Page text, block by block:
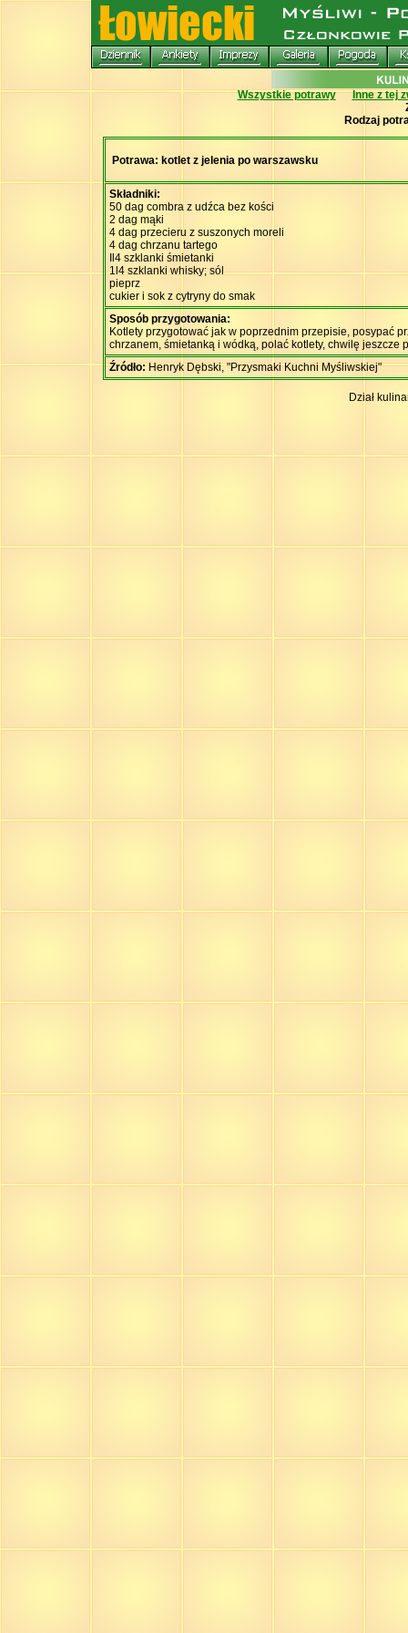
Wszystkie potrawy
Inne z tej
Rodzaj
Potrawa: kotlet z jelenia po warszawsku
Składniki:
50 dag combra z udźca bez kości
2 dag mąki
4 dag przecieru z suszonych moreli
4 dag chrzanu tartego
Il4 szklanki śmietanki
1l4 szklanki whisky; sól
pieprz
cukier i sok z cytryny do smak
Sposób przygotowania:
Kotlety przygotować jak w poprzednim przepisie, posypać
chrzanem, śmietanką i wódką, polać kotlety, chwilę
Źródło:Henryk Dębski, "Przysmaki Kuchni Myśliwskiej"
Dział